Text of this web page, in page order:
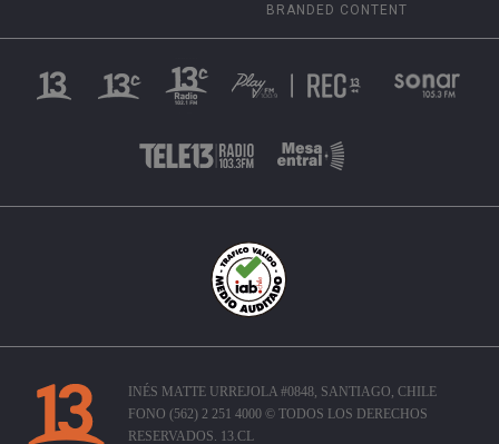
BRANDED CONTENT
INÉS MATTE URREJOLA #0848, SANTIAGO, CHILE
FONO (562) 2 251 4000 © TODOS LOS DERECHOS
RESERVADOS. 13.CL